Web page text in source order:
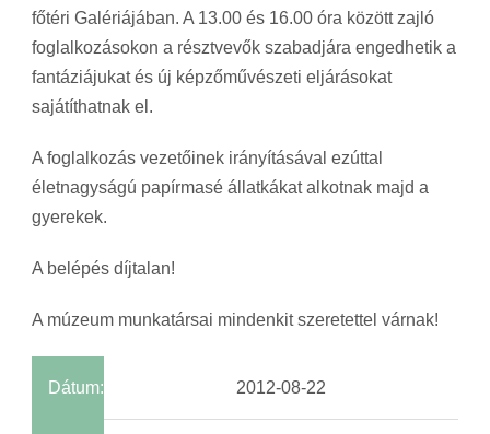
főtéri Galériájában. A 13.00 és 16.00 óra között zajló
foglalkozásokon a résztvevők szabadjára engedhetik a
fantáziájukat és új képzőművészeti eljárásokat
sajátíthatnak el.
A foglalkozás vezetőinek irányításával ezúttal
életnagyságú papírmasé állatkákat alkotnak majd a
gyerekek.
A belépés díjtalan!
A múzeum munkatársai mindenkit szeretettel várnak!
Dátum: 2012-08-22